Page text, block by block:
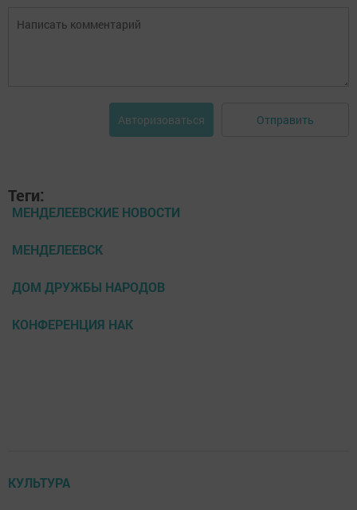
Авторизоваться Отправить
Теги:
МЕНДЕЛЕЕВСКИЕ НОВОСТИ
МЕНДЕЛЕЕВСК
ДОМ ДРУЖБЫ НАРОДОВ
КОНФЕРЕНЦИЯ НАК
КУЛЬТУРА